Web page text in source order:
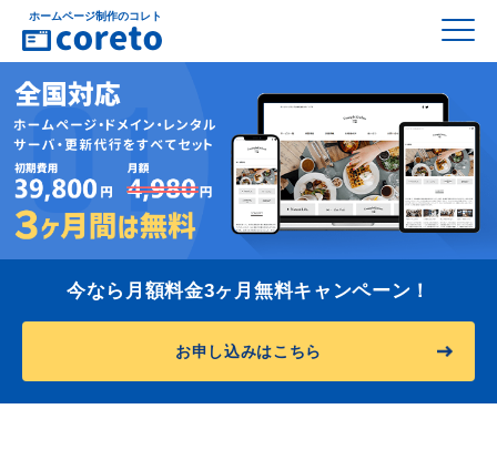
ホームページ制作のコレト
今なら月額料金3ヶ月無料キャンペーン！
お申し込みはこちら